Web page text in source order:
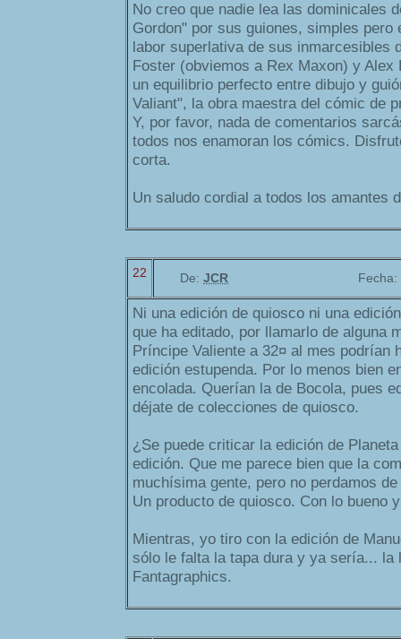
No creo que nadie lea las dominicales
Gordon" por sus guiones, simples pero
labor superlativa de sus inmarcesibles
Foster (obviemos a Rex Maxon) y Alex
un equilibrio perfecto entre dibujo y
Valiant", la obra maestra del cómic de
Y, por favor, nada de comentarios
todos nos enamoran los cómics.
corta.
Un saludo cordial a todos los amantes
22 De: JCR Fecha:
Ni una edición de quiosco ni una
que ha editado, por llamarlo de alguna
Príncipe Valiente a 32¤ al mes podrían
edición estupenda. Por lo menos bien
encolada. Querían la de Bocola, pues
déjate de colecciones de quiosco.
¿Se puede criticar la edición de
edición. Que me parece bien que la
muchísima gente, pero no perdamos
Un producto de quiosco. Con lo bueno
Mientras, yo tiro con la edición de
sólo le falta la tapa dura y ya sería... la
Fantagraphics.